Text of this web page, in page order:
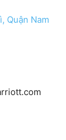
Quận Nam